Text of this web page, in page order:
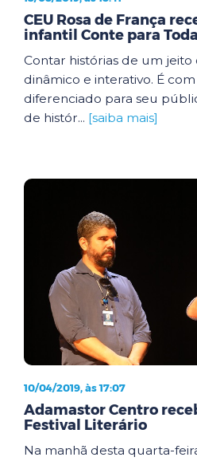
CEU Rosa de França
infantil Conte para
Contar histórias de um
dinâmico e interativo. É
diferenciado para seu
de histór... [saiba mais]
10/04/2019, às 17:07
Adamastor Centro
Festival Literário
Na manhã desta quarta-